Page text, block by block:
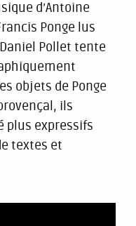
d’Antoine
Ponge lus
Pollet tente
objets de Ponge
ils
plus expressifs
textes et